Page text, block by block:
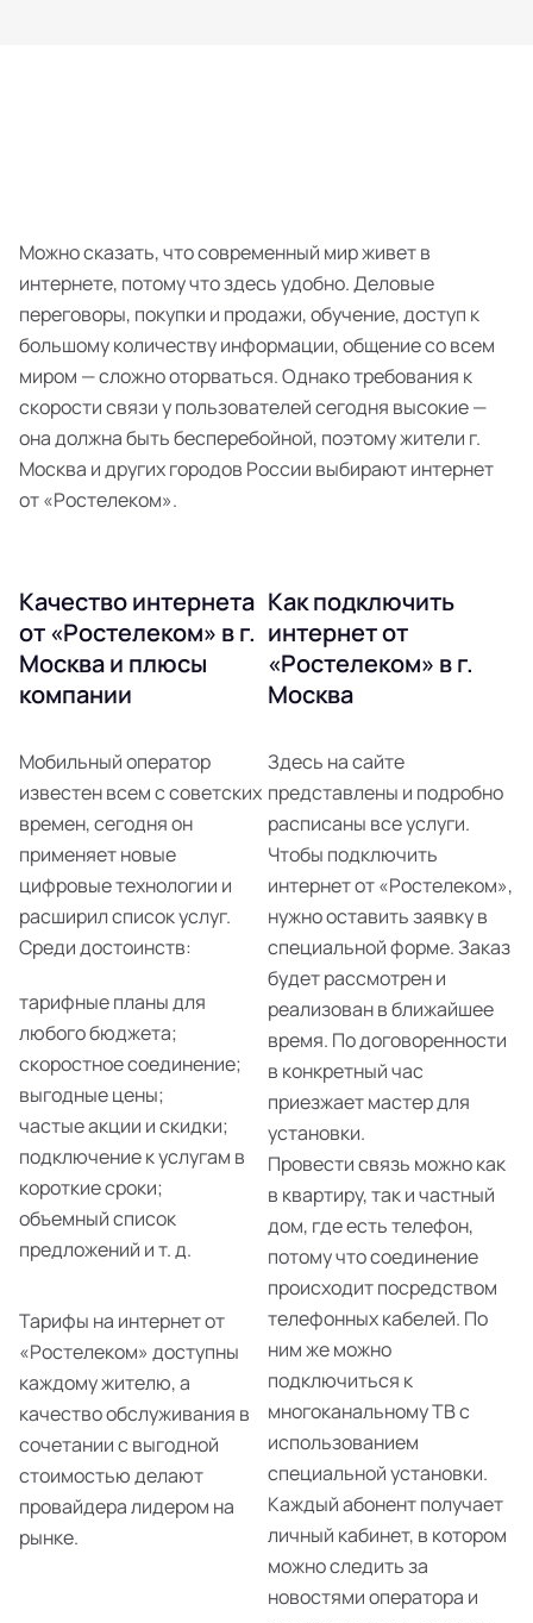
Можно сказать, что современный мир живет в
интернете, потому что здесь удобно. Деловые
переговоры, покупки и продажи, обучение, доступ к
большому количеству информации, общение со всем
миром — сложно оторваться. Однако требования к
скорости связи у пользователей сегодня высокие —
она должна быть бесперебойной, поэтому жители г.
Москва и других городов России выбирают интернет
от «Ростелеком».
Качество интернета
от «Ростелеком» в г.
Москва и плюсы
компании
Мобильный оператор
известен всем с советских
времен, сегодня он
применяет новые
цифровые технологии и
расширил список услуг.
Среди достоинств:
тарифные планы для
любого бюджета;
скоростное соединение;
выгодные цены;
частые акции и скидки;
подключение к услугам в
короткие сроки;
объемный список
предложений и т. д.
Тарифы на интернет от
«Ростелеком» доступны
каждому жителю, а
качество обслуживания в
сочетании с выгодной
стоимостью делают
провайдера лидером на
рынке.
Как подключить
интернет от
«Ростелеком» в г.
Москва
Здесь на сайте
представлены и подробно
расписаны все услуги.
Чтобы подключить
интернет от «Ростелеком»,
нужно оставить заявку в
специальной форме. Заказ
будет рассмотрен и
реализован в ближайшее
время. По договоренности
в конкретный час
приезжает мастер для
установки.
Провести связь можно как
в квартиру, так и частный
дом, где есть телефон,
потому что соединение
происходит посредством
телефонных кабелей. По
ним же можно
подключиться к
многоканальному ТВ с
использованием
специальной установки.
Каждый абонент получает
личный кабинет, в котором
можно следить за
новостями оператора и